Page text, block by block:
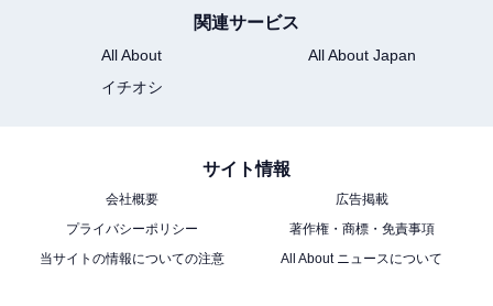
Anker Soundcore「A3957」
Anker Soundcore Liberty 5 ミッドナイトブラック
Amazonで見る
関連サービス
All About
All About Japan
イチオシ
サイト情報
会社概要
広告掲載
プライバシーポリシー
著作権・商標・免責事項
当サイトの情報についての注意
All About ニュースについて